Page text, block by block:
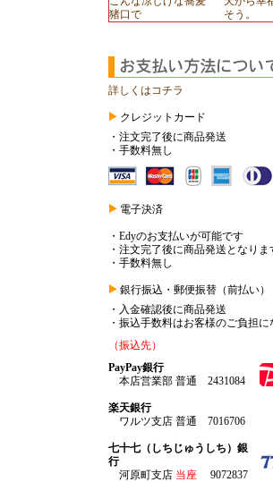
猪口で
そう。
詳しくはコチラ
クレジットカード
・注文完了後に商品発送
・手数料無し
電子決済
・Edyのお支払いが可能です
・注文完了後に商品発送となりま
・手数料無し
銀行振込・郵便振替（前払い）
・入金確認後に商品発送
・振込手数料はお客様のご負担
（振込先）
PayPay銀行
本店営業部 普通 2431084
楽天銀行
ワルツ支店 普通 7016706
七十七（しちじゅうしち）銀
行
河原町支店 当座 9072837